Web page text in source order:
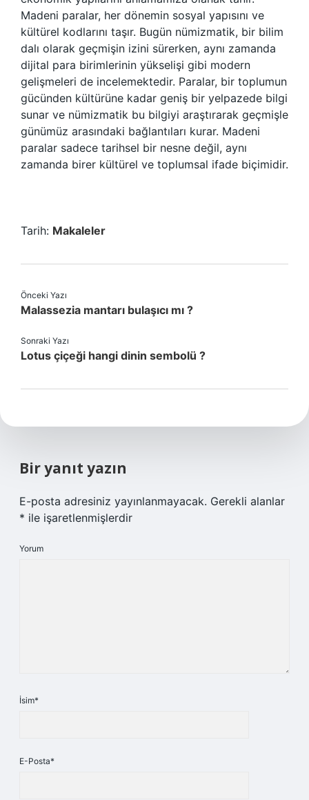
Madeni paralar, her dönemin sosyal yapısını ve
kültürel kodlarını taşır. Bugün nümizmatik, bir bilim
dalı olarak geçmişin izini sürerken, aynı zamanda
dijital para birimlerinin yükselişi gibi modern
gelişmeleri de incelemektedir. Paralar, bir toplumun
gücünden kültürüne kadar geniş bir yelpazede bilgi
sunar ve nümizmatik bu bilgiyi araştırarak geçmişle
günümüz arasındaki bağlantıları kurar. Madeni
paralar sadece tarihsel bir nesne değil, aynı
zamanda birer kültürel ve toplumsal ifade biçimidir.
Tarih: Makaleler
Önceki Yazı
Malassezia mantarı bulaşıcı mı ?
Sonraki Yazı
Lotus çiçeği hangi dinin sembolü ?
Bir yanıt yazın
E-posta adresiniz yayınlanmayacak. Gerekli alanlar
* ile işaretlenmişlerdir
Yorum
İsim*
E-Posta*